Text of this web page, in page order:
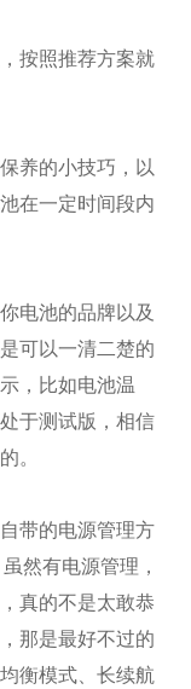
按照推荐方案就
养的小技巧，以
在一定时间段内
电池的品牌以及
可以一清二楚的
，比如电池温
于测试版，相信
。
带的电源管理方
然有电源管理，
真的不是太敢恭
那是最好不过的
衡模式、长续航